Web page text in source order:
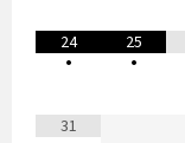
24
•
25
•
31